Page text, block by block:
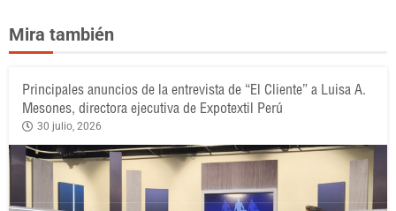
Mira también
Principales anuncios de la entrevista de “El Cliente” a Luisa A.
Mesones, directora ejecutiva de Expotextil Perú
30 julio, 2026